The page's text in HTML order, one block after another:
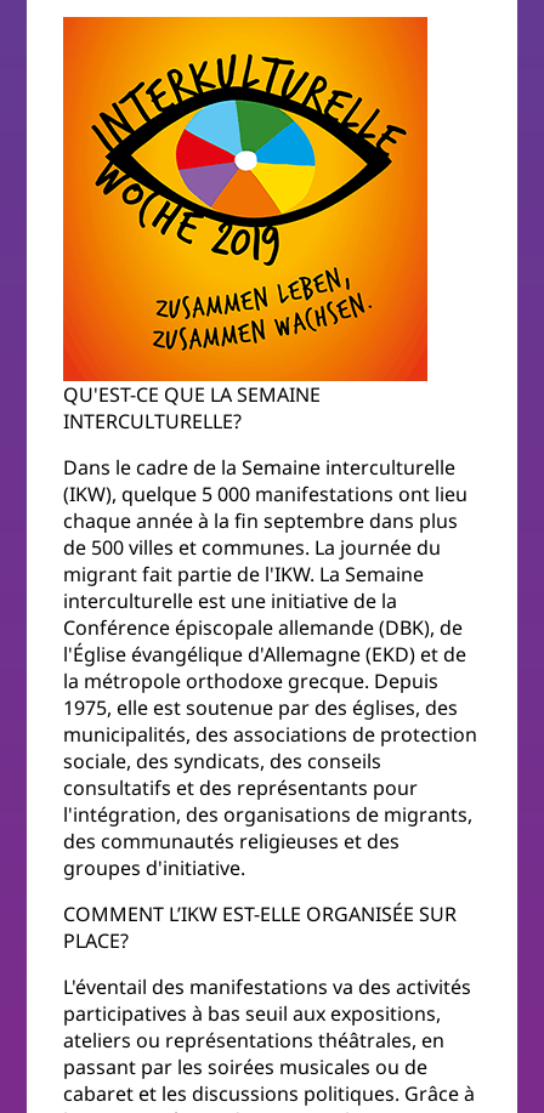
QU'EST-CE QUE LA SEMAINE
INTERCULTURELLE?
Dans le cadre de la Semaine interculturelle
(IKW), quelque 5 000 manifestations ont lieu
chaque année à la fin septembre dans plus
de 500 villes et communes. La journée du
migrant fait partie de l'IKW. La Semaine
interculturelle est une initiative de la
Conférence épiscopale allemande (DBK), de
l'Église évangélique d'Allemagne (EKD) et de
la métropole orthodoxe grecque. Depuis
1975, elle est soutenue par des églises, des
municipalités, des associations de protection
sociale, des syndicats, des conseils
consultatifs et des représentants pour
l'intégration, des organisations de migrants,
des communautés religieuses et des
groupes d'initiative.
COMMENT L’IKW EST-ELLE ORGANISÉE SUR
PLACE?
L'éventail des manifestations va des activités
participatives à bas seuil aux expositions,
ateliers ou représentations théâtrales, en
passant par les soirées musicales ou de
cabaret et les discussions politiques. Grâce à